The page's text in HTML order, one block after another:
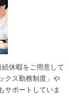
休暇をご用意して
クス勤務制度」や
サポートしていま